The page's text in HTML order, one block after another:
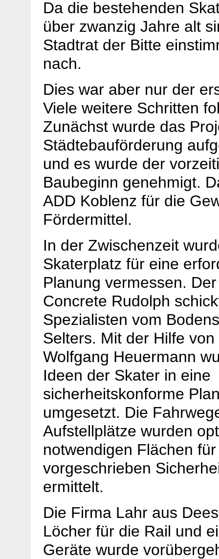
Da die bestehenden
über zwanzig Jahre alt
Stadtrat der Bitte
nach.
Dies war aber nur der
Viele weitere Schritten
Zunächst wurde das
Städtebauförderung
und es wurde der
Baubeginn genehmigt.
ADD Koblenz für die
Fördermittel.
In der Zwischenzeit
Skaterplatz für eine
Planung vermessen.
Concrete Rudolph
Spezialisten vom
Selters. Mit der Hilfe von
Wolfgang Heuermann
Ideen der Skater in eine
sicherheitskonforme
umgesetzt. Die
Aufstellplätze wurden
notwendigen Flächen
vorgeschrieben
ermittelt.
Die Firma Lahr aus
Löcher für die Rail und
Geräte wurde